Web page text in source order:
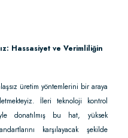
Hassasiyet ve Verimliliğin
üretim yöntemlerini bir araya
İleri teknoloji kontrol
donatılmış bu hat, yüksek
karşılayacak şekilde